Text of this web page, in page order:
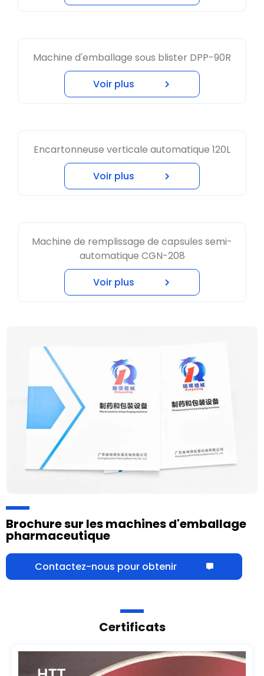
Machine d'emballage sous blister DPP-90R
Voir plus
Encartonneuse verticale automatique 120L
Voir plus
Machine de remplissage de capsules semi-
automatique CGN-208
Voir plus
Brochure sur les machines d'emballage
pharmaceutique
Contactez-nous pour obtenir
Certificats